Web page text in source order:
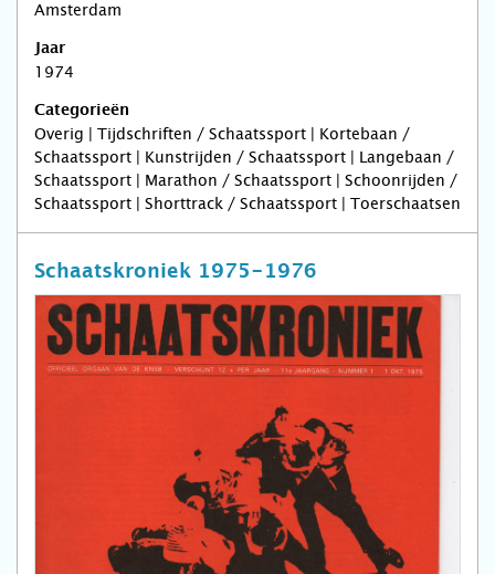
Amsterdam
Jaar
1974
Categorieën
Overig | Tijdschriften / Schaatssport | Kortebaan /
Schaatssport | Kunstrijden / Schaatssport | Langebaan /
Schaatssport | Marathon / Schaatssport | Schoonrijden /
Schaatssport | Shorttrack / Schaatssport | Toerschaatsen
Schaatskroniek 1975-1976